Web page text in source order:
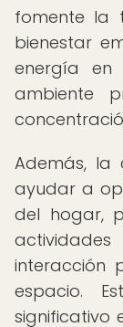
fomente la
bienestar
energía
ambiente
Además, la
ayudar a
del hogar,
interacción
espacio.
significativo